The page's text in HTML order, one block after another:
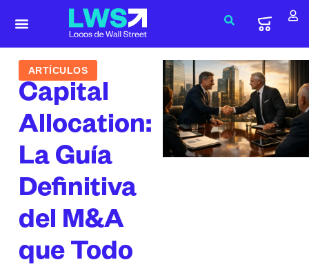
ARTÍCULOS
Capital
Allocation:
La Guía
Definitiva
del M&A
que Todo